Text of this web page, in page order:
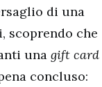
di una
scoprendo che
una gift card
concluso: